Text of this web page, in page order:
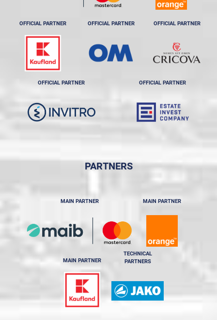
OFFICIAL PARTNER OFFICIAL PARTNER OFFICIAL PARTNER
OFFICIAL PARTNER OFFICIAL PARTNER
PARTNERS
MAIN PARTNER MAIN PARTNER
MAIN PARTNER
TECHNICAL
PARTNERS